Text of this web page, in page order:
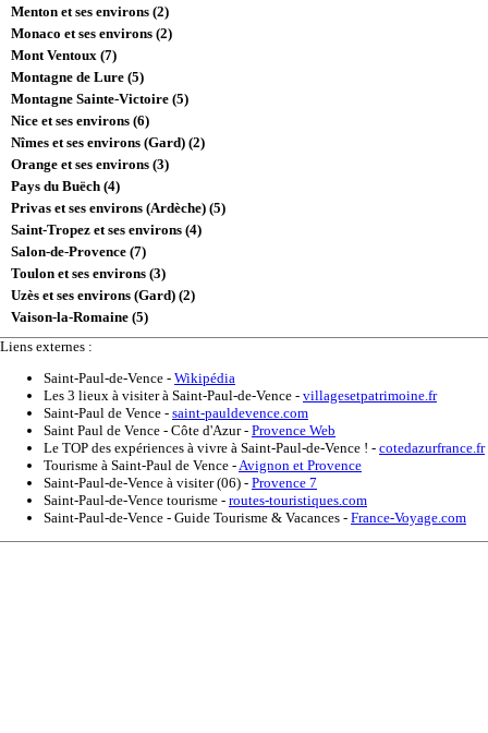
Menton et ses environs (2)
Monaco et ses environs (2)
Mont Ventoux (7)
Montagne de Lure (5)
Montagne Sainte-Victoire (5)
Nice et ses environs (6)
Nîmes et ses environs (Gard) (2)
Orange et ses environs (3)
Pays du Buëch (4)
Privas et ses environs (Ardèche) (5)
Saint-Tropez et ses environs (4)
Salon-de-Provence (7)
Toulon et ses environs (3)
Uzès et ses environs (Gard) (2)
Vaison-la-Romaine (5)
Liens externes :
Saint-Paul-de-Vence - Wikipédia
Les 3 lieux à visiter à Saint-Paul-de-Vence - villagesetpatrimoine.fr
Saint-Paul de Vence - saint-pauldevence.com
Saint Paul de Vence - Côte d'Azur- Provence Web
Le TOP des expériences à vivre à Saint-Paul-de-Vence ! - cotedazurfrance.fr
Tourisme à Saint-Paul de Vence - Avignon et Provence
Saint-Paul-de-Vence à visiter (06) - Provence 7
Saint-Paul-de-Vence tourisme - routes-touristiques.com
Saint-Paul-de-Vence - Guide Tourisme & Vacances - France-Voyage.com